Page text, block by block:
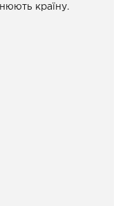
країну.